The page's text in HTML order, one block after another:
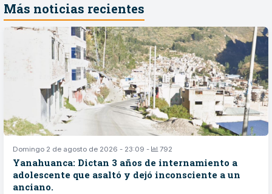
Más noticias recientes
Domingo 2 de agosto de 2026 - 23:09 - 792
Yanahuanca: Dictan 3 años de internamiento a
adolescente que asaltó y dejó inconsciente a un
anciano.